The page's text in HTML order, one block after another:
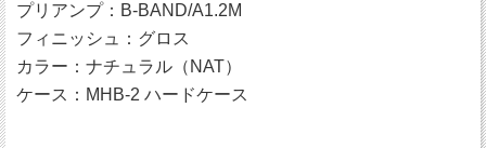
プリアンプ：B-BAND/A1.2M
フィニッシュ：グロス
カラー：ナチュラル（NAT）
ケース：MHB-2 ハードケース